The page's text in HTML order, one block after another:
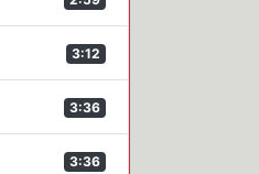
3:12
3:36
3:36